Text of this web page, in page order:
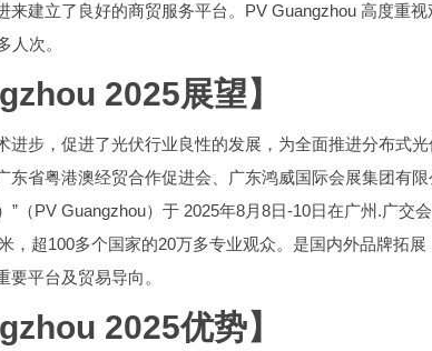
来建立了良好的商贸服务平台。PV Guangzhou 高度重
人次。
2025展望】
进步，促进了光伏行业良性的发展，为全面推进分布式
东省粤港澳经贸合作促进会、广东鸿威国际会展集团有
”（PV Guangzhou）于 2025年8月8日-10日在广州.广交
，超100多个国家的20万多专业观众。是国内外品牌拓
平台及贸易导向。
2025优势】